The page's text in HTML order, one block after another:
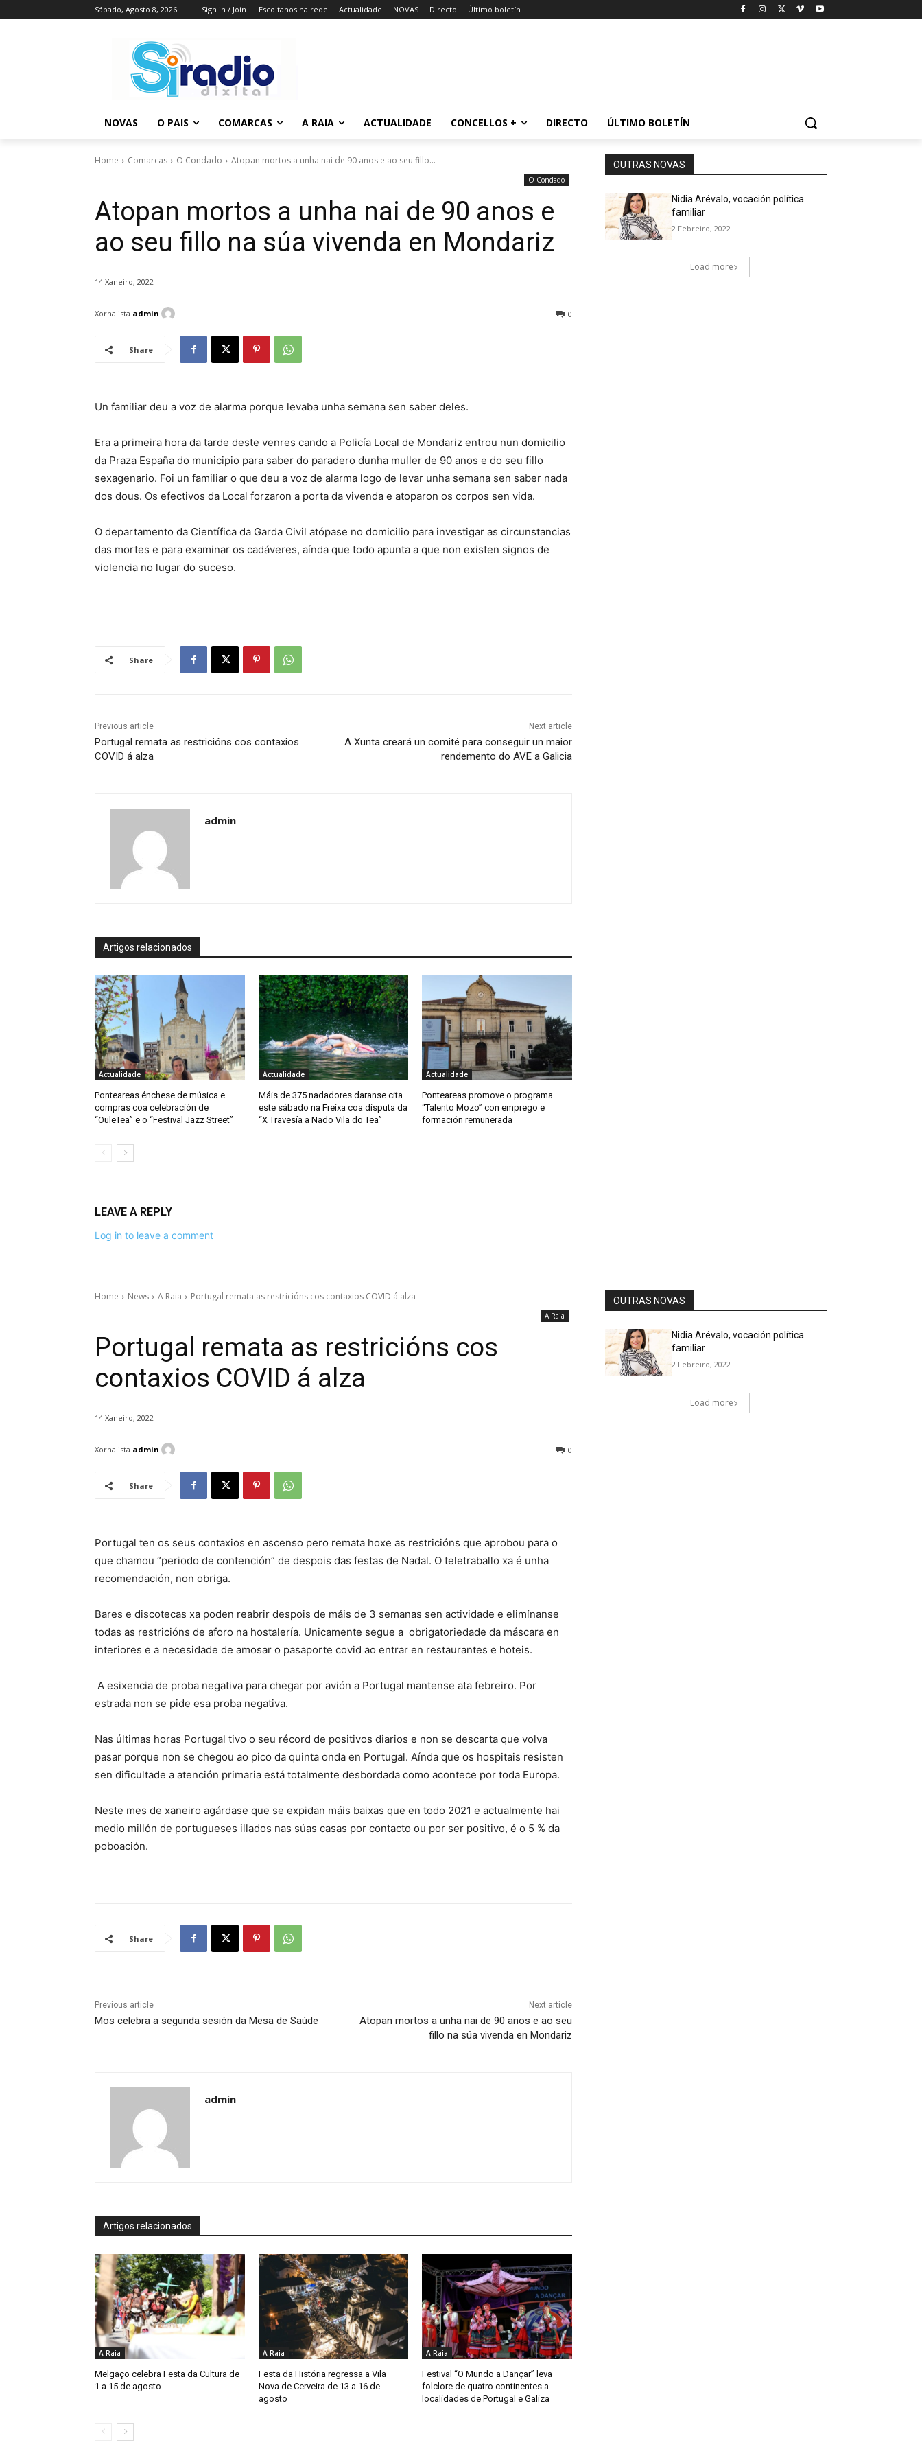
Sábado, Agosto 8, 2026 Sign in / Join Escoitanos na rede Actualidade NOVAS Directo Último boletín
NOVAS O PAIS COMARCAS A RAIA ACTUALIDADE CONCELLOS + DIRECTO ÚLTIMO BOLETÍN
Home Comarcas O Condado Atopan mortos a unha nai de 90 anos e ao seu fillo...
O Condado
Atopan mortos a unha nai de 90 anos e
ao seu fillo na súa vivenda en Mondariz
14 Xaneiro, 2022
0
Xornalista admin
Share
Un familiar deu a voz de alarma porque levaba unha semana sen saber deles.
Era a primeira hora da tarde deste venres cando a Policía Local de Mondariz entrou nun domicilio
da Praza España do municipio para saber do paradero dunha muller de 90 anos e do seu fillo
sexagenario. Foi un familiar o que deu a voz de alarma logo de levar unha semana sen saber nada
dos dous. Os efectivos da Local forzaron a porta da vivenda e atoparon os corpos sen vida.
O departamento da Científica da Garda Civil atópase no domicilio para investigar as circunstancias
das mortes e para examinar os cadáveres, aínda que todo apunta a que non existen signos de
violencia no lugar do suceso.
Share
Previous article
Portugal remata as restricións cos contaxios
COVID á alza
Next article
A Xunta creará un comité para conseguir un maior
rendemento do AVE a Galicia
admin
Artigos relacionados
Actualidade
Ponteareas énchese de música e
compras coa celebración de
“OuleTea” e o “Festival Jazz Street”
Actualidade
Máis de 375 nadadores daranse cita
este sábado na Freixa coa disputa da
“X Travesía a Nado Vila do Tea”
Actualidade
Ponteareas promove o programa
“Talento Mozo” con emprego e
formación remunerada
LEAVE A REPLY
Log in to leave a comment
OUTRAS NOVAS
Nidia Arévalo, vocación política
familiar
2 Febreiro, 2022
Load more